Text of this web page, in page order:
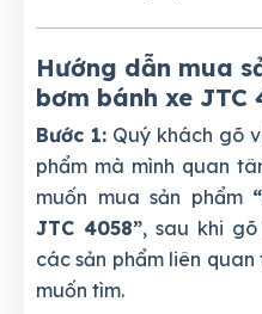
Hướng dẫn mua
bơm bánh xe JTC
Bước 1:Quý khách gõ
phẩm mà mình quan
muốn mua sản phẩm
JTC 4058”, sau khi
các sản phẩm liên
muốn tìm.